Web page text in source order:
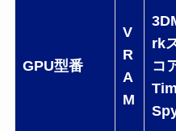
GPU型番
V
R
A
M
rk
コ